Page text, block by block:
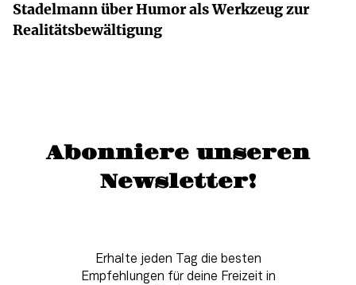
Stadelmann über Humor als Werkzeug zur
Realitätsbewältigung
Abonniere unseren
Newsletter!
Erhalte jeden Tag die besten
Empfehlungen für deine Freizeit in